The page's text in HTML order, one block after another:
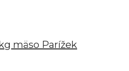
mäso Parížek